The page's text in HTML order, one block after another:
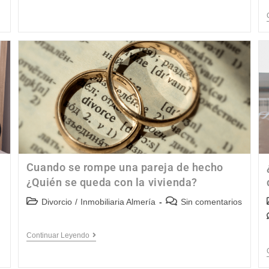
Cuando se rompe una pareja de hecho
¿Quién se queda con la vivienda?
Divorcio / Inmobiliaria Almería Sin comentarios
Continuar Leyendo